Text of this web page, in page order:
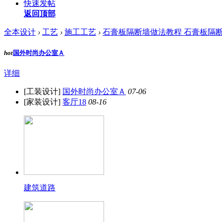
快速发帖
返回顶部
全本设计 › 工艺 › 施工工艺 › 石膏板隔断墙做法教程 石膏板隔
hot国外时尚办公室Ａ
详细
[工装设计] 国外时尚办公室Ａ 07-06
[家装设计] 客厅18 08-16
建筑道路